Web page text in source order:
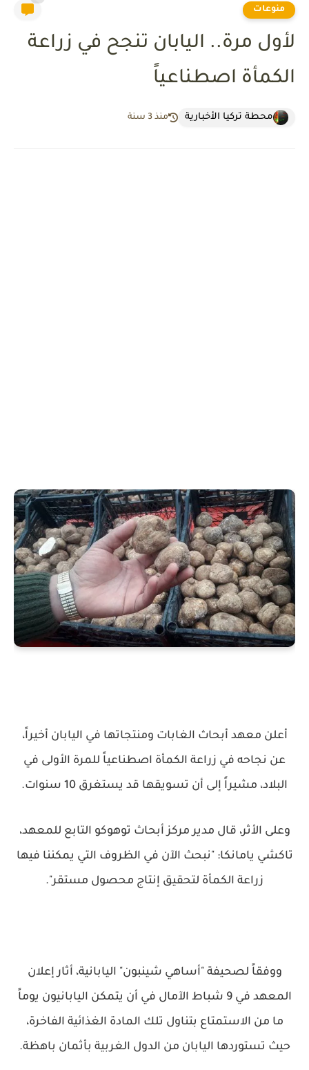
منوعات
لأول مرة.. اليابان تنجح في زراعة
الكمأة اصطناعياً
محطة تركيا الأخبارية منذ 3 سنة
أعلن معهد أبحاث الغابات ومنتجاتها في اليابان أخيراً،
عن نجاحه في زراعة الكمأة اصطناعياً للمرة الأولى في
البلاد، مشيراً إلى أن تسويقها قد يستغرق 10 سنوات.
وعلى الأثر، قال مدير مركز أبحاث توهوكو التابع للمعهد،
تاكشي يامانكا: "نبحث الآن في الظروف التي يمكننا فيها
زراعة الكمأة لتحقيق إنتاج محصول مستقر".
ووفقاً لصحيفة "أساهي شينبون" اليابانية، أثار إعلان
المعهد في 9 شباط الآمال في أن يتمكن اليابانيون يوماً
ما من الاستمتاع بتناول تلك المادة الغذائية الفاخرة،
حيث تستوردها اليابان من الدول الغربية بأثمان باهظة.